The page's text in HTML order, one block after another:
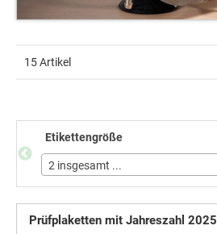
15 Artikel
Etikettengröße
2 insgesamt ...
Prüfplaketten mit Jahreszahl 2025